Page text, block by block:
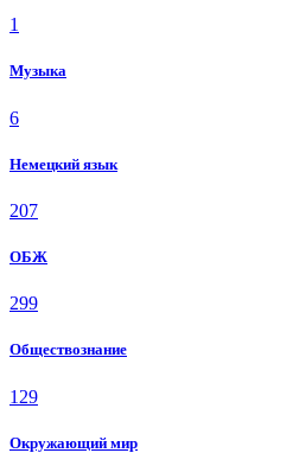
1
Музыка
6
Немецкий язык
207
ОБЖ
299
Обществознание
129
Окружающий мир